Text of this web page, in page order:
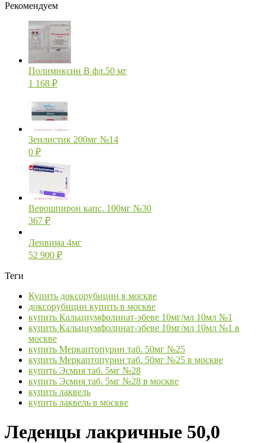
Рекомендуем
Полимиксин В фл.50 мг
1 168 ₽
Зенлистик 200мг №14
0 ₽
Верошпирон капс. 100мг №30
367 ₽
Ленвима 4мг
52 900 ₽
Теги
Купить доксорубицин в москве
доксорубицин купить в москве
купить Кальциумфолинат-эбеве 10мг/мл 10мл №1
купить Кальциумфолинат-эбеве 10мг/мл 10мл №1 в
москве
купить Меркаптопурин таб. 50мг №25
купить Меркаптопурин таб. 50мг №25 в москве
купить Эсмия таб. 5мг №28
купить Эсмия таб. 5мг №28 в москве
купить лаквель
купить лаквель в москве
Леденцы лакричные 50,0